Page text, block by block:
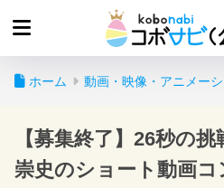
ホーム 動画・映像・アニメーシ
【募集終了】26秒の
崇史のショート動画